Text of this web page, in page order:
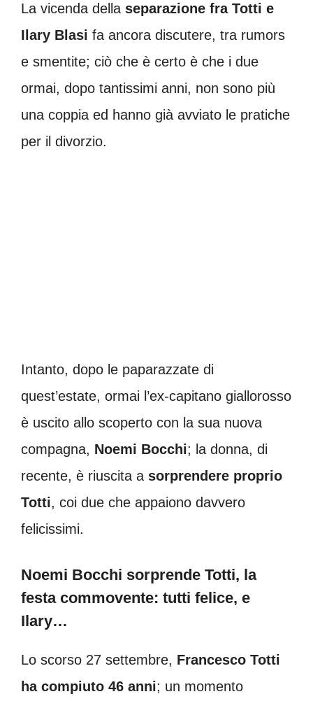
La vicenda della separazione fra Totti e
Ilary Blasi fa ancora discutere, tra rumors
e smentite; ciò che è certo è che i due
ormai, dopo tantissimi anni, non sono più
una coppia ed hanno già avviato le pratiche
per il divorzio.
Intanto, dopo le paparazzate di
quest’estate, ormai l’ex-capitano giallorosso
è uscito allo scoperto con la sua nuova
compagna, Noemi Bocchi; la donna, di
recente, è riuscita a sorprendere proprio
Totti, coi due che appaiono davvero
felicissimi.
Noemi Bocchi sorprende Totti, la
festa commovente: tutti felice, e
Ilary…
Lo scorso 27 settembre, Francesco Totti
ha compiuto 46 anni; un momento